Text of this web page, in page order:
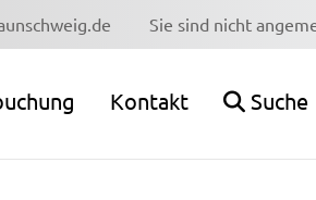
Sie sind nicht
Kontakt Suche